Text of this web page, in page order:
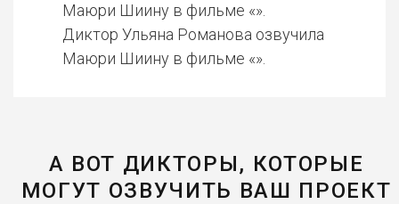
Маюри Шиину в фильме «».
Диктор Ульяна Романова озвучила
Маюри Шиину в фильме «».
А ВОТ ДИКТОРЫ, КОТОРЫЕ
МОГУТ ОЗВУЧИТЬ ВАШ ПРОЕКТ